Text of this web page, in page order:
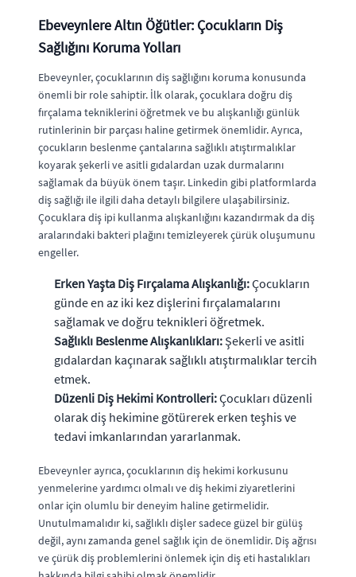
Ebeveynlere Altın Öğütler: Çocukların Diş
Sağlığını Koruma Yolları
Ebeveynler, çocuklarının diş sağlığını koruma konusunda
önemli bir role sahiptir. İlk olarak, çocuklara doğru diş
fırçalama tekniklerini öğretmek ve bu alışkanlığı günlük
rutinlerinin bir parçası haline getirmek önemlidir. Ayrıca,
çocukların beslenme çantalarına sağlıklı atıştırmalıklar
koyarak şekerli ve asitli gıdalardan uzak durmalarını
sağlamak da büyük önem taşır. Linkedin gibi platformlarda
diş sağlığı ile ilgili daha detaylı bilgilere ulaşabilirsiniz.
Çocuklara diş ipi kullanma alışkanlığını kazandırmak da diş
aralarındaki bakteri plağını temizleyerek çürük oluşumunu
engeller.
Erken Yaşta Diş Fırçalama Alışkanlığı:Çocukların
günde en az iki kez dişlerini fırçalamalarını
sağlamak ve doğru teknikleri öğretmek.
Sağlıklı Beslenme Alışkanlıkları: Şekerli ve asitli
gıdalardan kaçınarak sağlıklı atıştırmalıklar tercih
etmek.
Düzenli Diş Hekimi Kontrolleri:Çocukları düzenli
olarak diş hekimine götürerek erken teşhis ve
tedavi imkanlarından yararlanmak.
Ebeveynler ayrıca, çocuklarının diş hekimi korkusunu
yenmelerine yardımcı olmalı ve diş hekimi ziyaretlerini
onlar için olumlu bir deneyim haline getirmelidir.
Unutulmamalıdır ki, sağlıklı dişler sadece güzel bir gülüş
değil, aynı zamanda genel sağlık için de önemlidir. Diş ağrısı
ve çürük diş problemlerini önlemek için diş eti hastalıkları